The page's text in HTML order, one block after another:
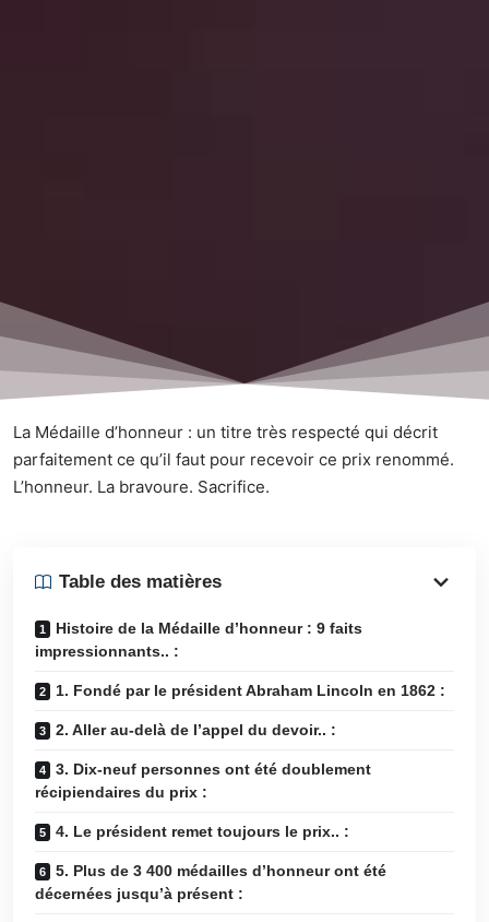
La Médaille d’honneur : un titre très respecté qui décrit
parfaitement ce qu’il faut pour recevoir ce prix renommé.
L’honneur. La bravoure. Sacrifice.
Table des matières
Histoire de la Médaille d’honneur : 9 faits
impressionnants.. :
1. Fondé par le président Abraham Lincoln en 1862 :
2. Aller au-delà de l’appel du devoir.. :
3. Dix-neuf personnes ont été doublement
récipiendaires du prix :
4. Le président remet toujours le prix.. :
5. Plus de 3 400 médailles d’honneur ont été
décernées jusqu’à présent :